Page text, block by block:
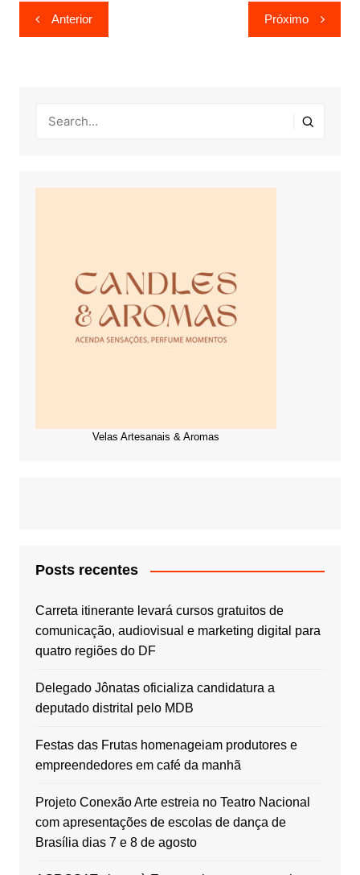
Navegação
de
Anterior Próximo
Velas Artesanais & Aromas
Posts recentes
Carreta itinerante levará cursos gratuitos de
comunicação, audiovisual e marketing digital para
quatro regiões do DF
Delegado Jônatas oficializa candidatura a
deputado distrital pelo MDB
Festas das Frutas homenageiam produtores e
empreendedores em café da manhã
Projeto Conexão Arte estreia no Teatro Nacional
com apresentações de escolas de dança de
Brasília dias 7 e 8 de agosto